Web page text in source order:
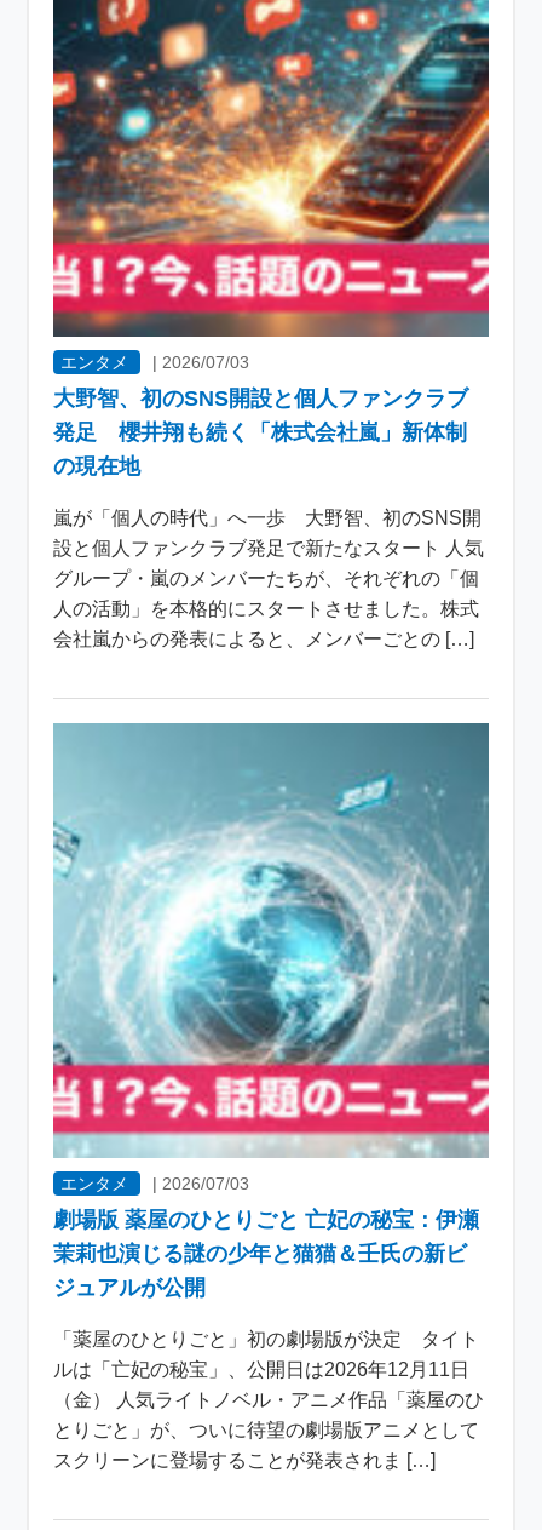
エンタメ | 2026/07/03
大野智、初のSNS開設と個人ファンクラブ
発足 櫻井翔も続く「株式会社嵐」新体制
の現在地
嵐が「個人の時代」へ一歩 大野智、初のSNS開
設と個人ファンクラブ発足で新たなスタート 人気
グループ・嵐のメンバーたちが、それぞれの「個
人の活動」を本格的にスタートさせました。株式
会社嵐からの発表によると、メンバーごとの […]
エンタメ | 2026/07/03
劇場版 薬屋のひとりごと 亡妃の秘宝：伊瀬
茉莉也演じる謎の少年と猫猫＆壬氏の新ビ
ジュアルが公開
「薬屋のひとりごと」初の劇場版が決定 タイト
ルは「亡妃の秘宝」、公開日は2026年12月11日
（金） 人気ライトノベル・アニメ作品「薬屋のひ
とりごと」が、ついに待望の劇場版アニメとして
スクリーンに登場することが発表されま […]